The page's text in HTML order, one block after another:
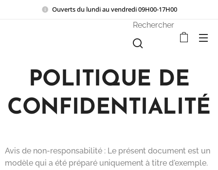
Ouverts du lundi au vendredi 09H00-17H00
Rechercher
POLITIQUE DE
CONFIDENTIALITÉ
Avis de non-responsabilité : Le présent document est un
modèle qui a été préparé uniquement à titre d'exemple.